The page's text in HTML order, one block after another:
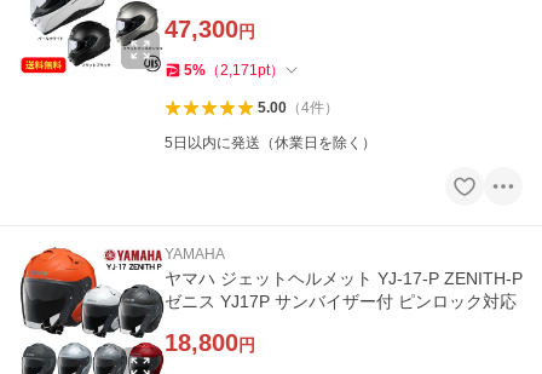
47,300円
5% （2,171pt）
5.00（4件）
5日以内に発送（休業日を除く）
YAMAHA
ヤマハ ジェットヘルメット YJ-17-P ZENITH-P
ゼニス YJ17P サンバイザー付 ピンロック対応
18,800円